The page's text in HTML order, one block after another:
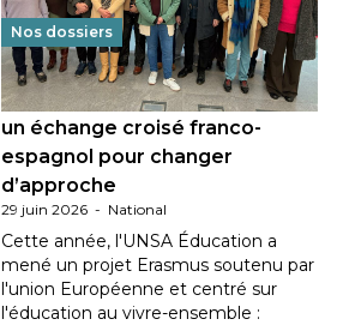
Nos dossiers
Éducation au vivre-ensemble :
un échange croisé franco-
espagnol pour changer
d’approche
29 juin 2026 - National
Cette année, l'UNSA Éducation a
mené un projet Erasmus soutenu par
l'union Européenne et centré sur
l'éducation au vivre-ensemble :